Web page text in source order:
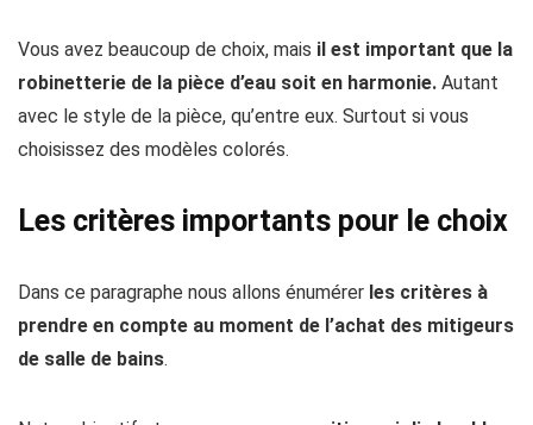
Vous avez beaucoup de choix, mais il est important que la
robinetterie de la pièce d’eau soit en harmonie. Autant
avec le style de la pièce, qu’entre eux. Surtout si vous
choisissez des modèles colorés.
Les critères importants pour le choix
Dans ce paragraphe nous allons énumérer les critères à
prendre en compte au moment de l’achat des mitigeurs
de salle de bains.